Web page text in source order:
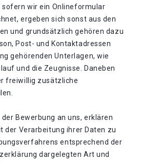
sofern wir ein Onlineformular
ergeben sich sonst aus den
und grundsätzlich gehören dazu
Post- und Kontaktadressen
gehörenden Unterlagen, wie
und die Zeugnisse. Daneben
freiwillig zusätzliche
Bewerbung an uns, erklären
der Verarbeitung ihrer Daten zu
entsprechend der
dargelegten Art und